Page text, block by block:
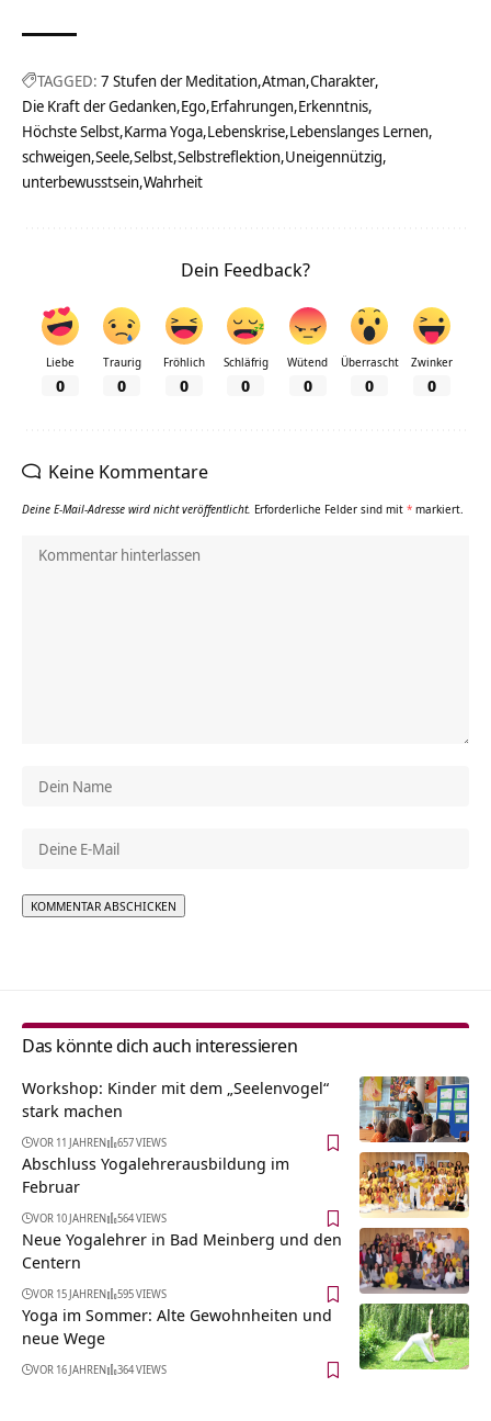
TAGGED: 7 Stufen der Meditation Atman Charakter
Die Kraft der Gedanken Ego Erfahrungen Erkenntnis
Höchste Selbst Karma Yoga Lebenskrise Lebenslanges Lernen
schweigen Seele Selbst Selbstreflektion Uneigennützig
unterbewusstsein Wahrheit
Dein Feedback?
Liebe
0
Traurig
0
Fröhlich
0
Schläfrig
0
Wütend
0
Überrascht
0
Zwinker
0
Keine Kommentare
Deine E-Mail-Adresse wird nicht veröffentlicht. Erforderliche Felder sind mit * markiert.
Das könnte dich auch interessieren
Workshop: Kinder mit dem „Seelenvogel“
stark machen
VOR 11 JAHREN 657 VIEWS
Abschluss Yogalehrerausbildung im
Februar
VOR 10 JAHREN 564 VIEWS
Neue Yogalehrer in Bad Meinberg und den
Centern
VOR 15 JAHREN 595 VIEWS
Yoga im Sommer: Alte Gewohnheiten und
neue Wege
VOR 16 JAHREN 364 VIEWS